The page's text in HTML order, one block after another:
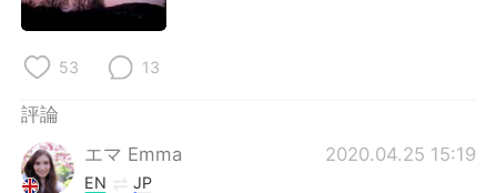
53 13
評論
エマ Emma
2020.04.25 15:19
EN JP